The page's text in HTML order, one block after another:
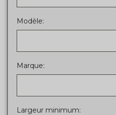
Modèle:
Marque:
Largeur minimum: